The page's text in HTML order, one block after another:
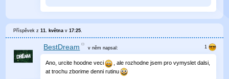
Příspěvek z11. května v17:25
BestDream v němnapsal:
Ano, urcite hoodne veci
, ale rozhodne jsem pro vymyslet dalsi,
at trochu zborime denni rutinu